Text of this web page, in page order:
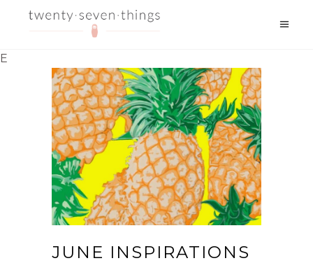
E
JUNE INSPIRATIONS